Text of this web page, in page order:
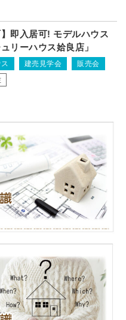
】即入居可! モデルハウス
リーハウス姶良店」
建売見学会
販売会